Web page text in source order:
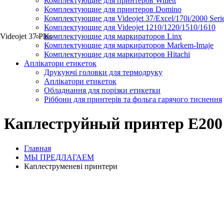
Комплектующие для принтеров Domino
Комплектующие для Videojet 37/Excel/170i/2000
Комплектующие для Videojet 1210/1220/1510/1610
Комплектующие для маркираторов Linx
Комплектующие для маркираторов Markem-Imaje
Комплектующие для маркираторов Hitachi
Аплікатори етикеток
Друкуючі головки для термодруку
Аплікатори етикеток
Обладнання для порізки етикетки
Ріббони для принтерів та фольга гарячого тиснення
Каплеструйный принтер E200
Главная
МЫ ПРЕДЛАГАЕМ
Каплеструменеві принтери
Videojet 37 Plus